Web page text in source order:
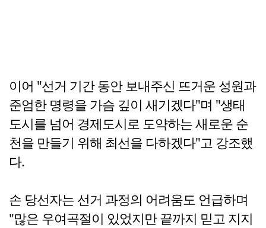
이어 "선거 기간 동안 보내주신 뜨거운 성원과
준엄한 명령을 가슴 깊이 새기겠다"며 "생태
도시를 넘어 경제도시로 도약하는 새로운 순
천을 만들기 위해 최선을 다하겠다"고 강조했
다.
손 당선자는 선거 과정의 어려움도 언급하며
"많은 우여곡절이 있었지만 끝까지 믿고 지지